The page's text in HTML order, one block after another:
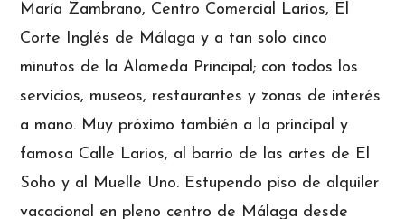
María Zambrano, Centro Comercial Larios, El
Corte Inglés de Málaga y a tan solo cinco
minutos de la Alameda Principal; con todos los
servicios, museos, restaurantes y zonas de interés
a mano. Muy próximo también a la principal y
famosa Calle Larios, al barrio de las artes de El
Soho y al Muelle Uno. Estupendo piso de alquiler
vacacional en pleno centro de Málaga desde